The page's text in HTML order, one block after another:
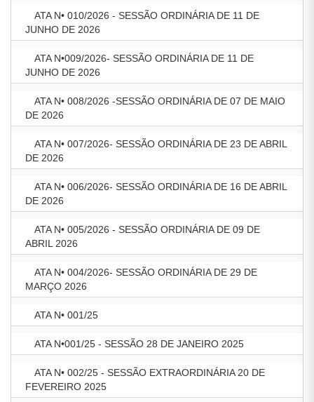
ATA N• 010/2026 - SESSÃO ORDINÁRIA DE 11 DE
JUNHO DE 2026
ATA N•009/2026- SESSÃO ORDINÁRIA DE 11 DE
JUNHO DE 2026
ATA N• 008/2026 -SESSÃO ORDINÁRIA DE 07 DE MAIO
DE 2026
ATA N• 007/2026- SESSÃO ORDINÁRIA DE 23 DE ABRIL
DE 2026
ATA N• 006/2026- SESSÃO ORDINÁRIA DE 16 DE ABRIL
DE 2026
ATA N• 005/2026 - SESSÃO ORDINÁRIA DE 09 DE
ABRIL 2026
ATA N• 004/2026- SESSÃO ORDINÁRIA DE 29 DE
MARÇO 2026
ATA N• 001/25
ATA N•001/25 - SESSÃO 28 DE JANEIRO 2025
ATA N• 002/25 - SESSÃO EXTRAORDINÁRIA 20 DE
FEVEREIRO 2025